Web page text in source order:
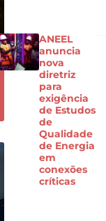
ANEEL
anuncia
nova
diretriz
para
exigência
de Estudos
de
Qualidade
de Energia
em
conexões
críticas